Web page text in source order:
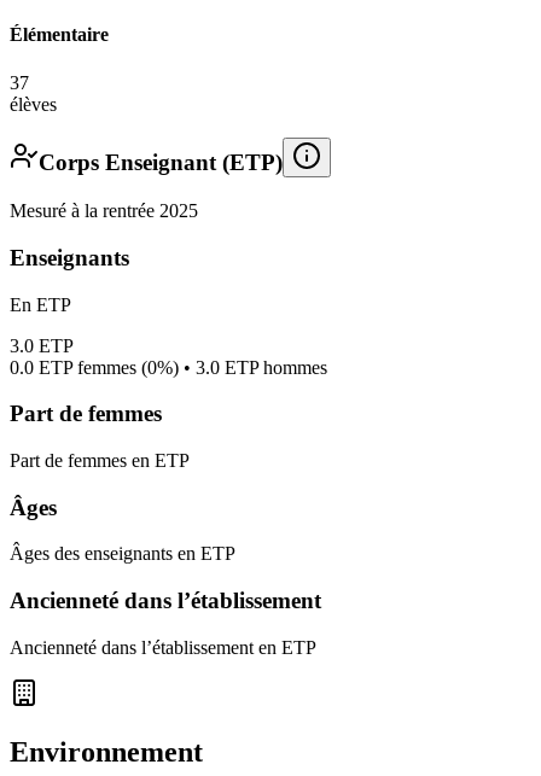
Élémentaire
37
élèves
Corps Enseignant (ETP)
Mesuré à la rentrée 2025
Enseignants
En ETP
3.0 ETP
0.0 ETP femmes (0%) • 3.0 ETP hommes
Part de femmes
Part de femmes en ETP
Âges
Âges des enseignants en ETP
Ancienneté dans l’établissement
Ancienneté dans l’établissement en ETP
Environnement